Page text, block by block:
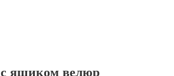
ящиком велюр